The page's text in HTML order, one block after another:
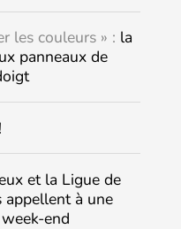
les couleurs » : la
panneaux de
et la Ligue de
appellent à une
end